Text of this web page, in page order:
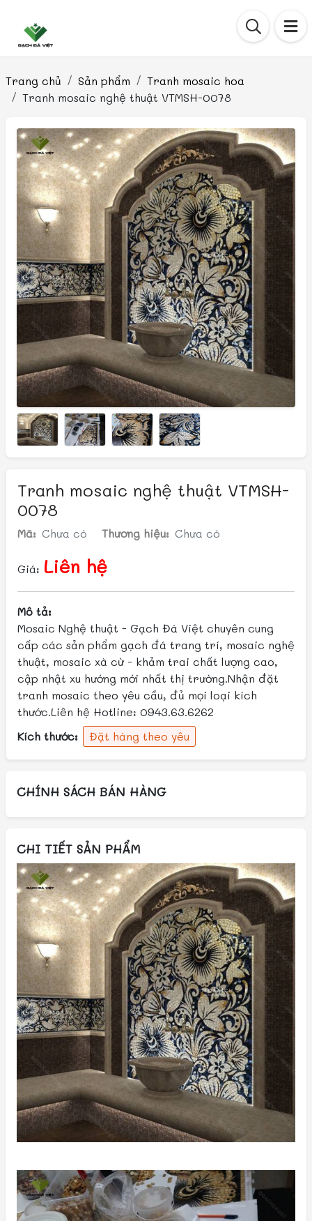
Trang chủ Sản phẩm
Tranh mosaic hoa
Tranh mosaic nghệ thuật VTMSH-0078
Tranh mosaic nghệ thuật VTMSH-
0078
Mã: Chưa có Thương hiệu: Chưa có
Giá: Liên hệ
Mô tả:
Mosaic Nghệ thuật - Gạch Đá Việt chuyên cung
cấp các sản phẩm gạch đá trang trí, mosaic nghệ
thuật, mosaic xà cừ - khảm trai chất lượng cao,
cập nhật xu hướng mới nhất thị trường.Nhận đặt
tranh mosaic theo yêu cầu, đủ mọi loại kích
thước.Liên hệ Hotline: 0943.63.6262
Kích thước:
Đặt hàng theo yêu
CHÍNH SÁCH BÁN HÀNG
CHI TIẾT SẢN PHẨM